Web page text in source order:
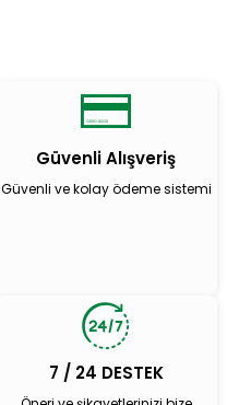
Güvenli Alışveriş
Güvenli ve kolay ödeme sistemi
7 / 24 DESTEK